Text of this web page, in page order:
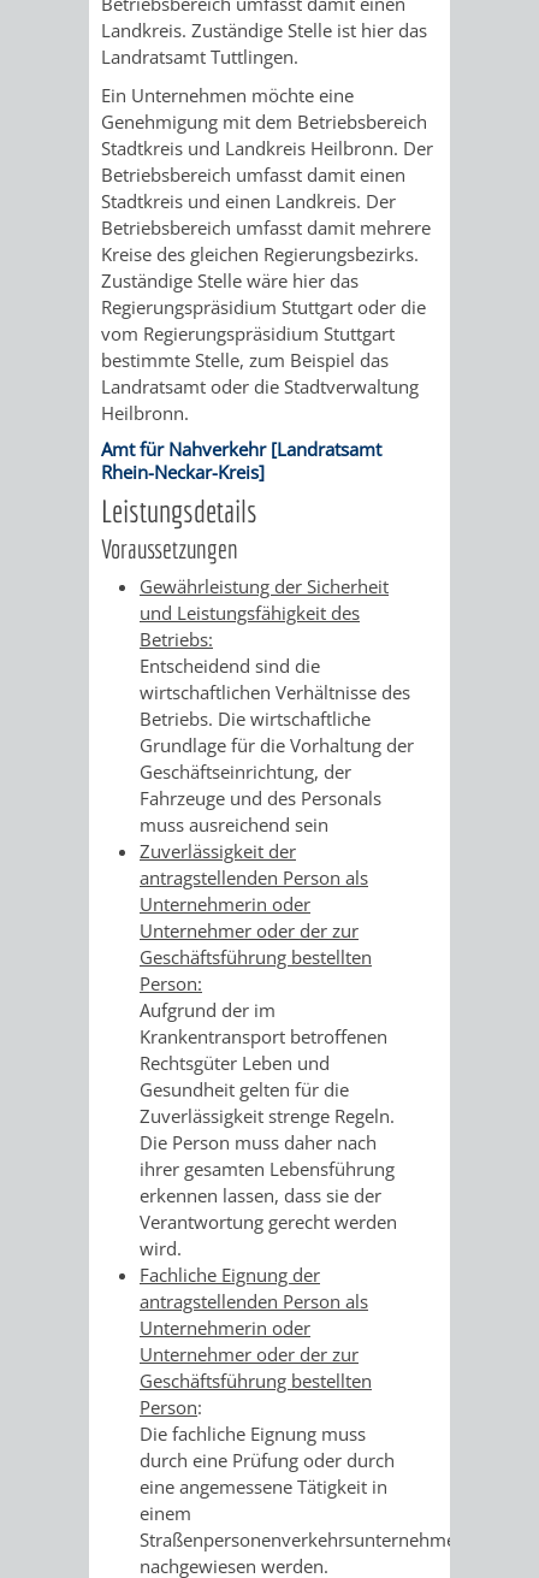
DEINE
WIEDERVERMIETUNGSPRÄMIE
GEBÄUDEBETRIEB
FÜR
SOZIALE
VERMESSUNG,
Landkreis. Zuständige Stelle ist hier das
Landratsamt Tuttlingen.
Ein Unternehmen möchte eine
Genehmigung mit dem Betriebsbereich
Stadtkreis und Landkreis Heilbronn. Der
Betriebsbereich umfasst damit einen
Stadtkreis und einen Landkreis. Der
Betriebsbereich umfasst damit mehrere
Kreise des gleichen Regierungsbezirks.
Zuständige Stelle wäre hier das
Regierungspräsidium Stuttgart oder die
vom Regierungspräsidium Stuttgart
bestimmte Stelle, zum Beispiel das
Landratsamt oder die Stadtverwaltung
Heilbronn.
Amt für Nahverkehr [Landratsamt
Rhein-Neckar-Kreis]
Leistungsdetails
Voraussetzungen
Gewährleistung der Sicherheit
und Leistungsfähigkeit des
Betriebs:
Entscheidend sind die
wirtschaftlichen Verhältnisse des
Betriebs. Die wirtschaftliche
Grundlage für die Vorhaltung der
Geschäftseinrichtung, der
Fahrzeuge und des Personals
muss ausreichend sein
Zuverlässigkeit der
antragstellenden Person als
Unternehmerin oder
Unternehmer oder der zur
Geschäftsführung bestellten
Person:
Aufgrund der im
Krankentransport betroffenen
Rechtsgüter Leben und
Gesundheit gelten für die
Zuverlässigkeit strenge Regeln.
Die Person muss daher nach
ihrer gesamten Lebensführung
erkennen lassen, dass sie der
Verantwortung gerecht werden
wird.
Fachliche Eignung der
antragstellenden Person als
Unternehmerin oder
Unternehmer oder der zur
Geschäftsführung bestellten
Person:
Die fachliche Eignung muss
durch eine Prüfung oder durch
eine angemessene Tätigkeit in
einem
Straßenpersonenverkehrsunternehmen
nachgewiesen werden.